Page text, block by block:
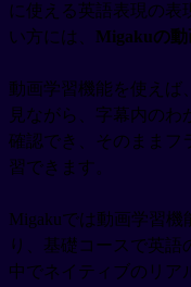
に使える英語表現の表
い方には、 Migakuの
動画学習機能を使えば
見ながら、字幕内の
確認でき、そのままフ
習できます。
Migakuでは動画学習
り、基礎コースで英
中でネイティブのリア